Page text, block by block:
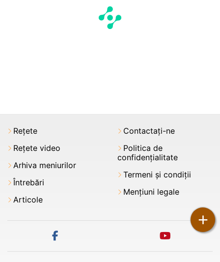
+
Rețete
Rețete video
Arhiva meniurilor
Întrebări
Articole
Contactați-ne
Politica de
confidențialitate
Termeni şi condiții
Mențiuni legale
facebook youtube